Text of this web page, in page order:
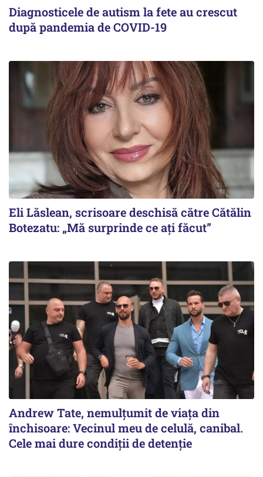
Diagnosticele de autism la fete au crescut
după pandemia de COVID-19
Eli Lăslean, scrisoare deschisă către Cătălin
Botezatu: „Mă surprinde ce ați făcut”
Andrew Tate, nemulțumit de viața din
închisoare: Vecinul meu de celulă, canibal.
Cele mai dure condiții de detenție